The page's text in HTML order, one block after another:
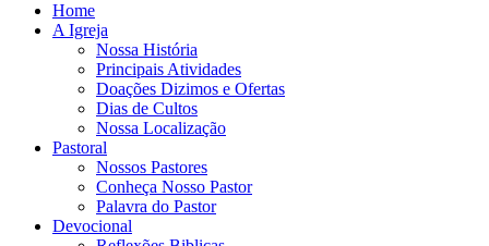
Home
A Igreja
Nossa História
Principais Atividades
Doações Dizimos e Ofertas
Dias de Cultos
Nossa Localização
Pastoral
Nossos Pastores
Conheça Nosso Pastor
Palavra do Pastor
Devocional